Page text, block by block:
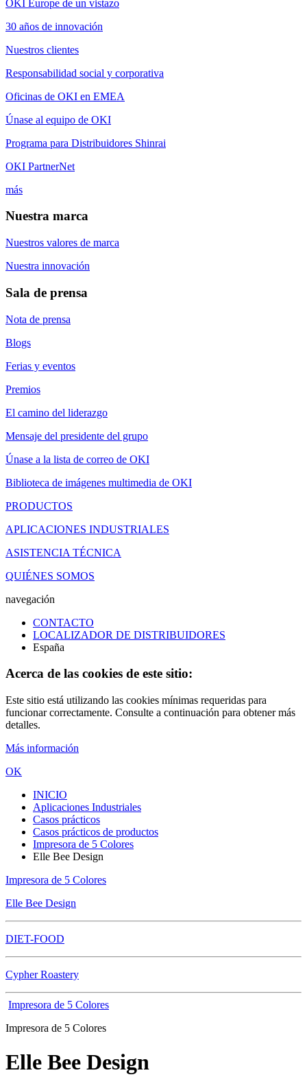
OKI Europe de un vistazo
30 años de innovación
Nuestros clientes
Responsabilidad social y corporativa
Oficinas de OKI en EMEA
Únase al equipo de OKI
Programa para Distribuidores Shinrai
OKI PartnerNet
más
Nuestra marca
Nuestros valores de marca
Nuestra innovación
Sala de prensa
Nota de prensa
Blogs
Ferias y eventos
Premios
El camino del liderazgo
Mensaje del presidente del grupo
Únase a la lista de correo de OKI
Biblioteca de imágenes multimedia de OKI
PRODUCTOS
APLICACIONES INDUSTRIALES
ASISTENCIA TÉCNICA
QUIÉNES SOMOS
navegación
CONTACTO
LOCALIZADOR DE DISTRIBUIDORES
España
Acerca de las cookies de este sitio:
Este sitio está utilizando las cookies mínimas requeridas para
funcionar correctamente. Consulte a continuación para obtener más
detalles.
Más información
OK
INICIO
Aplicaciones Industriales
Casos prácticos
Casos prácticos de productos
Impresora de 5 Colores
Elle Bee Design
Impresora de 5 Colores
Elle Bee Design
DIET-FOOD
Cypher Roastery
Impresora de 5 Colores
Impresora de 5 Colores
Elle Bee Design